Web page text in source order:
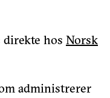
direkte hos Norsk
administrerer